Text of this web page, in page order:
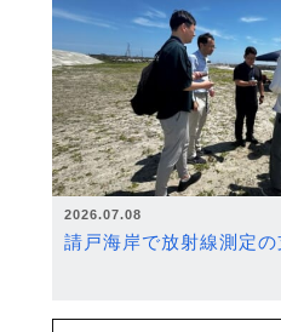
2026.07.08
請戸海岸で放射線測定の